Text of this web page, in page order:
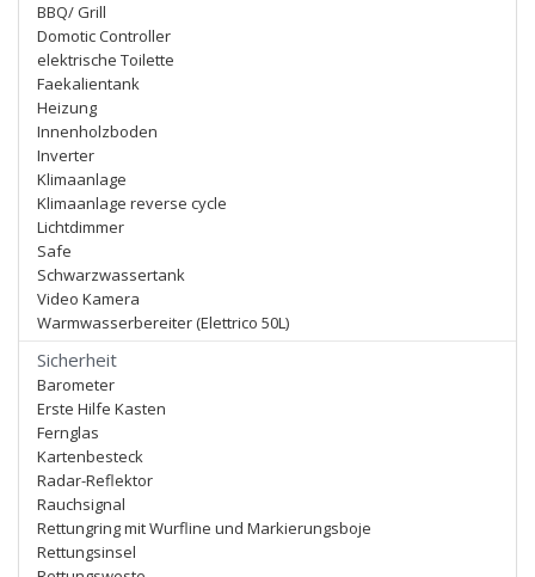
BBQ/ Grill
Domotic Controller
elektrische Toilette
Faekalientank
Heizung
Innenholzboden
Inverter
Klimaanlage
Klimaanlage reverse cycle
Lichtdimmer
Safe
Schwarzwassertank
Video Kamera
Warmwasserbereiter (Elettrico 50L)
Sicherheit
Barometer
Erste Hilfe Kasten
Fernglas
Kartenbesteck
Radar-Reflektor
Rauchsignal
Rettungring mit Wurfline und Markierungsboje
Rettungsinsel